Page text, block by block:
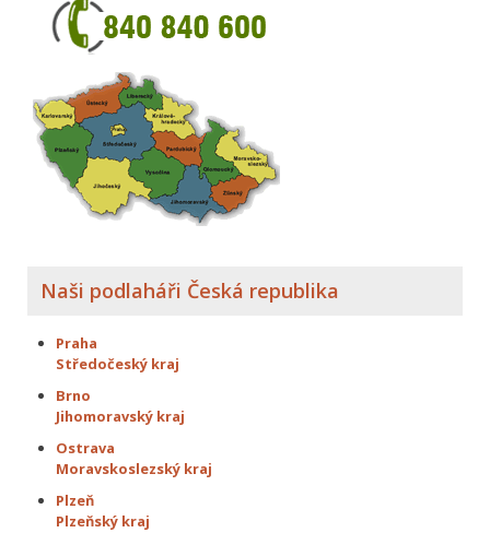
Naši podlaháři Česká republika
Praha
Středočeský kraj
Brno
Jihomoravský kraj
Ostrava
Moravskoslezský kraj
Plzeň
Plzeňský kraj